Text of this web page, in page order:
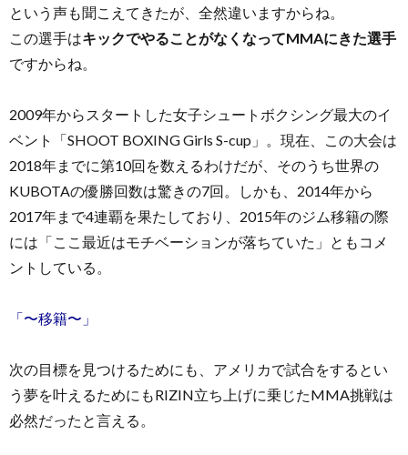
という声も聞こえてきたが、全然違いますからね。
この選手はキックでやることがなくなってMMAにきた選手
ですからね。
2009年からスタートした女子シュートボクシング最大のイ
ベント「SHOOT BOXING Girls S-cup」。現在、この大会は
2018年までに第10回を数えるわけだが、そのうち世界の
KUBOTAの優勝回数は驚きの7回。しかも、2014年から
2017年まで4連覇を果たしており、2015年のジム移籍の際
には「ここ最近はモチベーションが落ちていた」ともコメ
ントしている。
「〜移籍〜」
次の目標を見つけるためにも、アメリカで試合をするとい
う夢を叶えるためにもRIZIN立ち上げに乗じたMMA挑戦は
必然だったと言える。